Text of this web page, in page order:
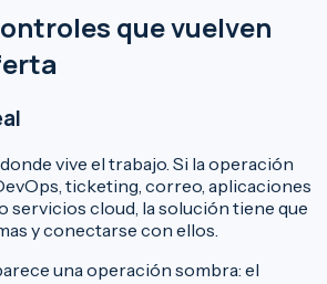
que vuelven
vive el trabajo. Si la operación
ticketing, correo, aplicaciones
servicios cloud, la solución tiene que
y conectarse con ellos.
una operación sombra: el